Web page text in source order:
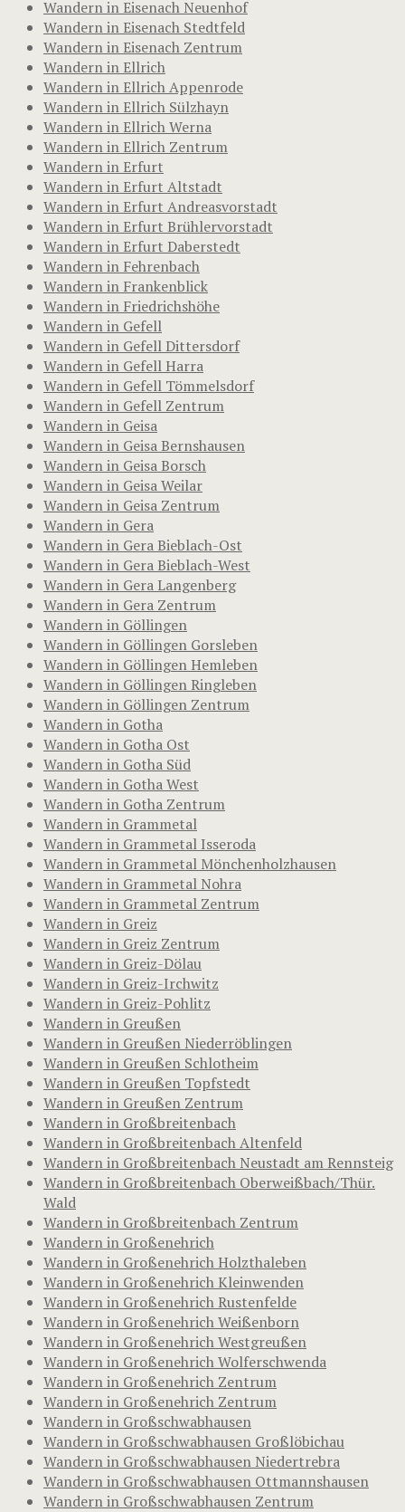
Wandern in Eisenach Neuenhof
Wandern in Eisenach Stedtfeld
Wandern in Eisenach Zentrum
Wandern in Ellrich
Wandern in Ellrich Appenrode
Wandern in Ellrich Sülzhayn
Wandern in Ellrich Werna
Wandern in Ellrich Zentrum
Wandern in Erfurt
Wandern in Erfurt Altstadt
Wandern in Erfurt Andreasvorstadt
Wandern in Erfurt Brühlervorstadt
Wandern in Erfurt Daberstedt
Wandern in Fehrenbach
Wandern in Frankenblick
Wandern in Friedrichshöhe
Wandern in Gefell
Wandern in Gefell Dittersdorf
Wandern in Gefell Harra
Wandern in Gefell Tömmelsdorf
Wandern in Gefell Zentrum
Wandern in Geisa
Wandern in Geisa Bernshausen
Wandern in Geisa Borsch
Wandern in Geisa Weilar
Wandern in Geisa Zentrum
Wandern in Gera
Wandern in Gera Bieblach-Ost
Wandern in Gera Bieblach-West
Wandern in Gera Langenberg
Wandern in Gera Zentrum
Wandern in Göllingen
Wandern in Göllingen Gorsleben
Wandern in Göllingen Hemleben
Wandern in Göllingen Ringleben
Wandern in Göllingen Zentrum
Wandern in Gotha
Wandern in Gotha Ost
Wandern in Gotha Süd
Wandern in Gotha West
Wandern in Gotha Zentrum
Wandern in Grammetal
Wandern in Grammetal Isseroda
Wandern in Grammetal Mönchenholzhausen
Wandern in Grammetal Nohra
Wandern in Grammetal Zentrum
Wandern in Greiz
Wandern in Greiz Zentrum
Wandern in Greiz-Dölau
Wandern in Greiz-Irchwitz
Wandern in Greiz-Pohlitz
Wandern in Greußen
Wandern in Greußen Niederröblingen
Wandern in Greußen Schlotheim
Wandern in Greußen Topfstedt
Wandern in Greußen Zentrum
Wandern in Großbreitenbach
Wandern in Großbreitenbach Altenfeld
Wandern in Großbreitenbach Neustadt am Rennsteig
Wandern in Großbreitenbach Oberweißbach/Thür.
Wald
Wandern in Großbreitenbach Zentrum
Wandern in Großenehrich
Wandern in Großenehrich Holzthaleben
Wandern in Großenehrich Kleinwenden
Wandern in Großenehrich Rustenfelde
Wandern in Großenehrich Weißenborn
Wandern in Großenehrich Westgreußen
Wandern in Großenehrich Wolferschwenda
Wandern in Großenehrich Zentrum
Wandern in Großenehrich Zentrum
Wandern in Großschwabhausen
Wandern in Großschwabhausen Großlöbichau
Wandern in Großschwabhausen Niedertrebra
Wandern in Großschwabhausen Ottmannshausen
Wandern in Großschwabhausen Zentrum